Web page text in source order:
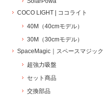
COCO LIGHT | ココライト
40M（40cmモデル）
30M（30cmモデル）
SpaceMagic｜スペースマジック
超強力吸盤
セット商品
交換部品